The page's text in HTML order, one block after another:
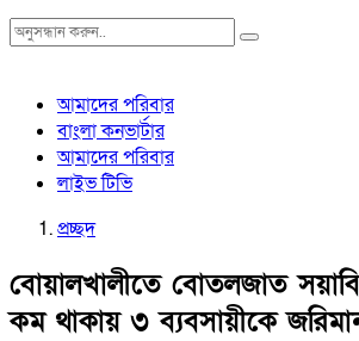
আমাদের পরিবার
বাংলা কনভার্টার
আমাদের পরিবার
লাইভ টিভি
প্রচ্ছদ
বোয়ালখালীতে বোতলজাত
কম থাকায় ৩ ব্যবসায়ীকে